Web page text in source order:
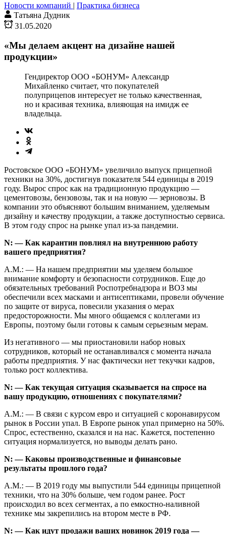
Новости компаний | Практика бизнеса
Татьяна Дудник
31.05.2020
«Мы делаем акцент на дизайне нашей
продукции»
Гендиректор ООО «БОНУМ» Александр
Михайленко считает, что покупателей
полуприцепов интересует не только качественная,
но и красивая техника, влияющая на имидж ее
владельца.
Ростовское ООО «БОНУМ» увеличило выпуск прицепной
техники на 30%, достигнув показателя 544 единицы в 2019
году. Вырос спрос как на традиционную продукцию —
цементовозы, бензовозы, так и на новую — зерновозы. В
компании это объясняют большим вниманием, уделяемым
дизайну и качеству продукции, а также доступностью сервиса.
В этом году спрос на рынке упал из-за пандемии.
N: — Как карантин повлиял на внутреннюю работу
вашего предприятия?
А.М.: — На нашем предприятии мы уделяем большое
внимание комфорту и безопасности сотрудников. Еще до
обязательных требований Роспотребнадзора и ВОЗ мы
обеспечили всех масками и антисептиками, провели обучение
по защите от вируса, повесили указания о мерах
предосторожности. Мы много общаемся с коллегами из
Европы, поэтому были готовы к самым серьезным мерам.
Из негативного — мы приостановили набор новых
сотрудников, который не останавливался с момента начала
работы предприятия. У нас фактически нет текучки кадров,
только рост коллектива.
N: — Как текущая ситуация сказывается на спросе на
вашу продукцию, отношениях с покупателями?
А.М.: — В связи с курсом евро и ситуацией с коронавирусом
рынок в России упал. В Европе рынок упал примерно на 50%.
Спрос, естественно, сказался и на нас. Кажется, постепенно
ситуация нормализуется, но выводы делать рано.
N: — Каковы производственные и финансовые
результаты прошлого года?
А.М.: — В 2019 году мы выпустили 544 единицы прицепной
техники, что на 30% больше, чем годом ранее. Рост
происходил во всех сегментах, а по емкостно-наливной
технике мы закрепились на втором месте в РФ.
N: — Как идут продажи ваших новинок 2019 года —